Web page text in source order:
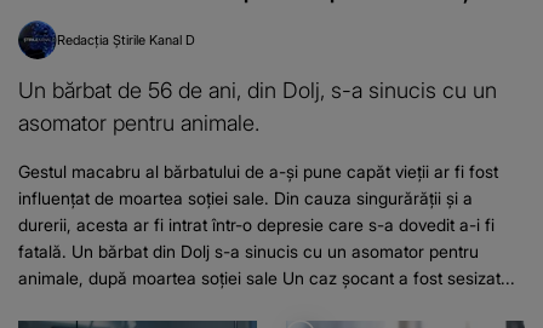
Redacția Știrile Kanal D
Un bărbat de 56 de ani, din Dolj, s-a sinucis cu un
asomator pentru animale.
Gestul macabru al bărbatului de a-și pune capăt vieții ar fi fost
influențat de moartea soției sale. Din cauza singurărății și a
durerii, acesta ar fi intrat într-o depresie care s-a dovedit a-i fi
fatală. Un bărbat din Dolj s-a sinucis cu un asomator pentru
animale, după moartea soției sale Un caz șocant a fost sesizat...